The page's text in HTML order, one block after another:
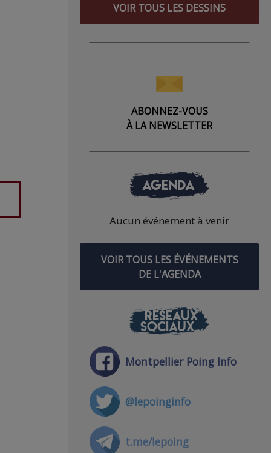
VOIR TOUS LES DESSINS
ABONNEZ-VOUS
À LA NEWSLETTER
AGENDA
Aucun événement à venir
VOIR TOUS LES ÉVÉNEMENTS
DE L'AGENDA
RÉSEAUX
SOCIAUX
Montpellier Poing Info
@lepoinginfo
t.me/lepoing